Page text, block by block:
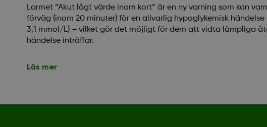
Larmet ”Akut lågt värde inom kort” är en ny varning som kan
förväg (inom 20 minuter) för en allvarlig hypoglykemisk
3,1 mmol/L) – vilket gör det möjligt för dem att vidta lämpliga
händelse inträffar.
Läs mer